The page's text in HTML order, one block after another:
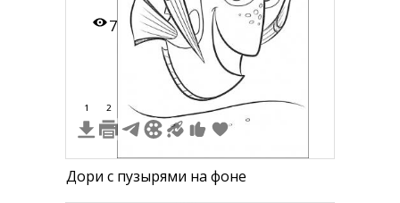
7
1 2
Дори с пузырями на фоне